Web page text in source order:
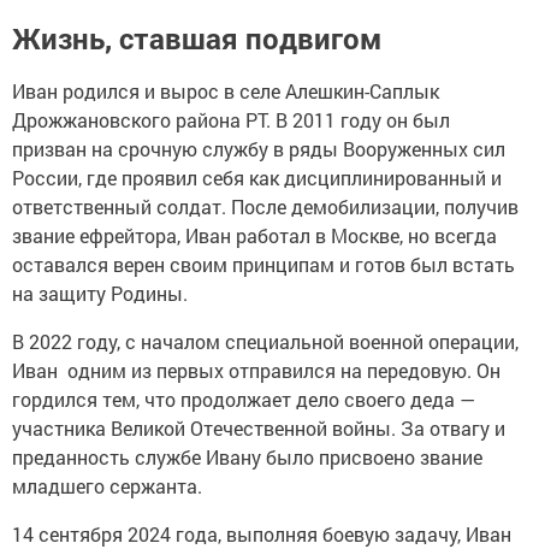
Жизнь, ставшая подвигом
Иван родился и вырос в селе Алешкин-Саплык
Дрожжановского района РТ. В 2011 году он был
призван на срочную службу в ряды Вооруженных сил
России, где проявил себя как дисциплинированный и
ответственный солдат. После демобилизации, получив
звание ефрейтора, Иван работал в Москве, но всегда
оставался верен своим принципам и готов был встать
на защиту Родины.
В 2022 году, с началом специальной военной операции,
Иван одним из первых отправился на передовую. Он
гордился тем, что продолжает дело своего деда —
участника Великой Отечественной войны. За отвагу и
преданность службе Ивану было присвоено звание
младшего сержанта.
14 сентября 2024 года, выполняя боевую задачу, Иван